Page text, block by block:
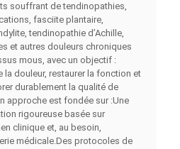
souffrant de tendinopathies,
fasciite plantaire,
tendinopathie d’Achille,
et autres douleurs chroniques
mous, avec un objectif :
la douleur, restaurer la fonction et
durablement la qualité de
approche est fondée sur :Une
rigoureuse basée sur
clinique et, au besoin,
médicale.Des protocoles de